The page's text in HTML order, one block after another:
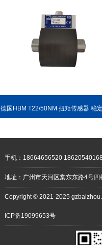
德国HBM T22/50NM 扭矩传感器 稳
手机：18664656520 18620540168
地址：广州市天河区棠东东路4号四
Copyright © 2021-2025
ICP备19099653号